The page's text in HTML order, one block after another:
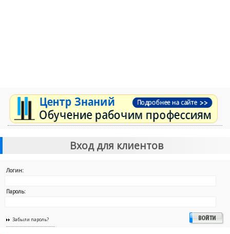
Вход для клиентов
Логин:
Пароль:
Забыли пароль?